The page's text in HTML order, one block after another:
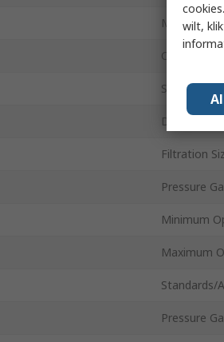
Maximum
Connection
Series
Drain Type
Filtration
Pressure
Minimum
Maximum
Standards/
Pressure
wilt,